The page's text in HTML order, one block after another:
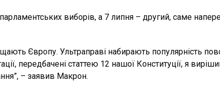
виборів, а 7 липня – другий, саме
Європу. Ультраправі набирають популярність
передбачені статтею 12 нашої Конституції, я
– заявив Макрон.